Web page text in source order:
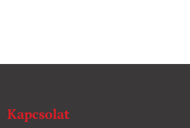
Kapcsolat